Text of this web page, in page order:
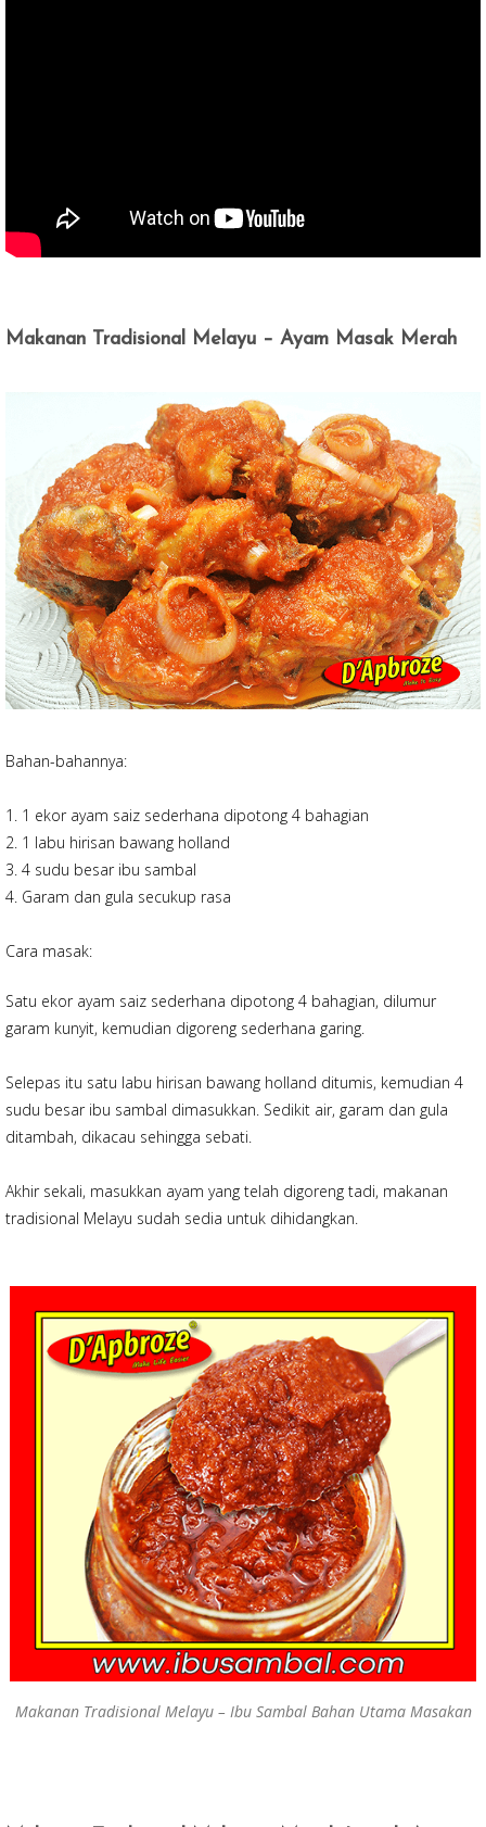
Makanan Tradisional Melayu – Ayam Masak Merah
Bahan-bahannya:
1. 1 ekor ayam saiz sederhana dipotong 4 bahagian
2. 1 labu hirisan bawang holland
3. 4 sudu besar ibu sambal
4. Garam dan gula secukup rasa
Cara masak:
Satu ekor ayam saiz sederhana dipotong 4 bahagian, dilumur
garam kunyit, kemudian digoreng sederhana garing.
Selepas itu satu labu hirisan bawang holland ditumis, kemudian 4
sudu besar ibu sambal dimasukkan. Sedikit air, garam dan gula
ditambah, dikacau sehingga sebati.
Akhir sekali, masukkan ayam yang telah digoreng tadi, makanan
tradisional Melayu sudah sedia untuk dihidangkan.
Makanan Tradisional Melayu – Ibu Sambal Bahan Utama Masakan